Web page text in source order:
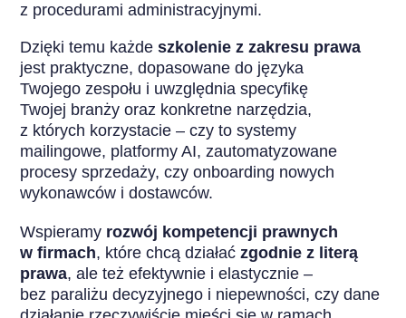
z procedurami administracyjnymi.
Dzięki temu każdeszkolenie z zakresu prawa
jest praktyczne, dopasowane do języka
Twojego zespołu i uwzględnia specyfikę
Twojej branży oraz konkretne narzędzia,
z których korzystacie – czy to systemy
mailingowe, platformy AI, zautomatyzowane
procesy sprzedaży, czy onboarding nowych
wykonawców i dostawców.
Wspieramy rozwój kompetencji prawnych
w firmach, które chcą działaćzgodnie z literą
prawa, ale też efektywnie i elastycznie –
bez paraliżu decyzyjnego i niepewności, czy dane